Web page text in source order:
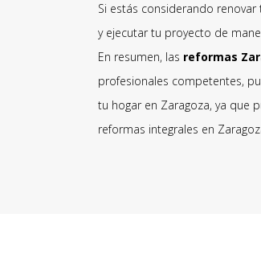
Si estás considerando
y ejecutar tu proyecto de
En resumen, las reformas
profesionales competentes,
tu hogar en Zaragoza, ya que
reformas integrales en